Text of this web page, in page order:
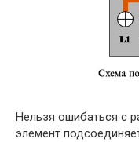
Нельзя ошибаться с
элемент